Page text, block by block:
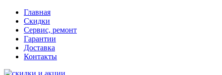
Главная
Скидки
Сервис, ремонт
Гарантии
Доставка
Контакты